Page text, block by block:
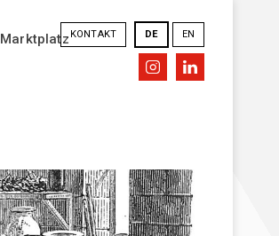
Marktplatz KONTAKT DE EN